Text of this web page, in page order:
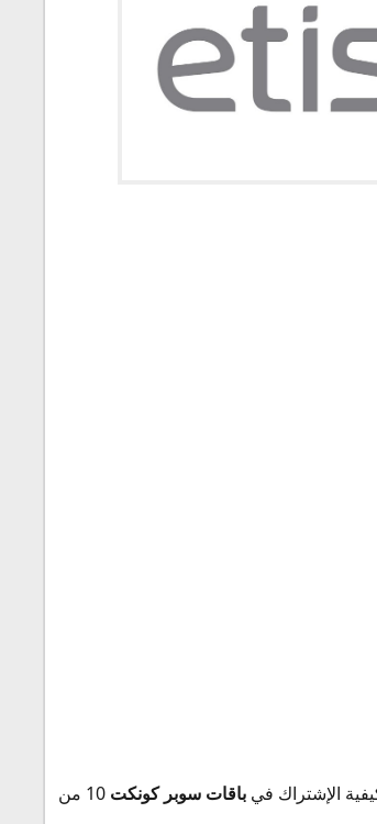
الإشتراك في باقات سوبر كونكت
10 من